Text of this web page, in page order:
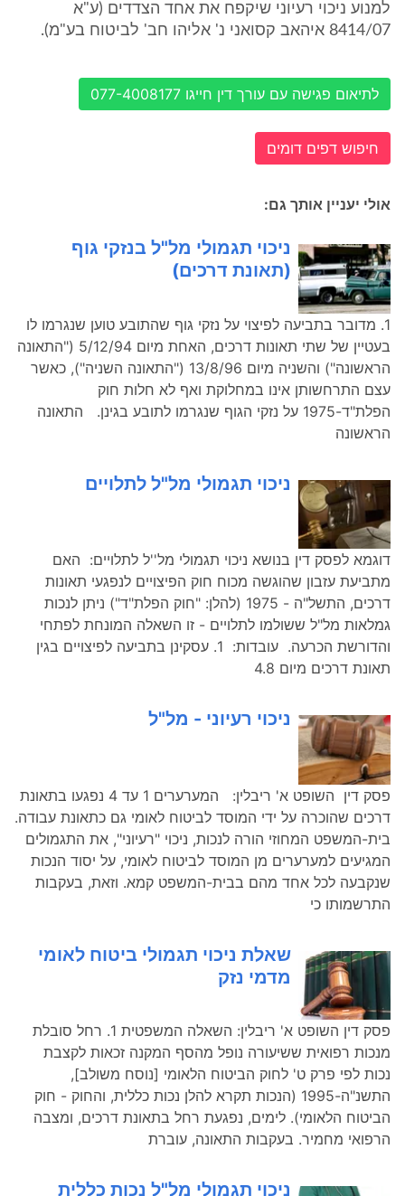
למנוע ניכוי רעיוני שיקפח את אחד הצדדים (ע"א
8414/07 איהאב קסואני נ' אליהו חב' לביטוח בע"מ).
לתיאום פגישה עם עורך דין חייגו 077-4008177
חיפוש דפים דומים
אולי יעניין אותך גם:
ניכוי תגמולי מל"ל בנזקי גוף
(תאונת דרכים)
1. מדובר בתביעה לפיצוי על נזקי גוף שהתובע טוען שנגרמו לו
בעטיין של שתי תאונות דרכים, האחת מיום 5/12/94 ("התאונה
הראשונה") והשניה מיום 13/8/96 ("התאונה השניה"), כאשר
עצם התרחשותן אינו במחלוקת ואף לא חלות חוק
הפלת"ד-1975 על נזקי הגוף שנגרמו לתובע בגינן. התאונה
הראשונה
ניכוי תגמולי מל"ל לתלויים
דוגמא לפסק דין בנושא ניכוי תגמולי מל''ל לתלויים: האם
מתביעת עזבון שהוגשה מכוח חוק הפיצויים לנפגעי תאונות
דרכים, התשל"ה - 1975 (להלן: "חוק הפלת"ד") ניתן לנכות
גמלאות מל"ל ששולמו לתלויים - זו השאלה המונחת לפתחי
והדורשת הכרעה. עובדות: 1. עסקינן בתביעה לפיצויים בגין
תאונת דרכים מיום 4.8
ניכוי רעיוני - מל"ל
פסק דין השופט א' ריבלין: המערערים 1 עד 4 נפגעו בתאונת
דרכים שהוכרה על ידי המוסד לביטוח לאומי גם כתאונת עבודה.
בית-המשפט המחוזי הורה לנכות, ניכוי "רעיוני", את התגמולים
המגיעים למערערים מן המוסד לביטוח לאומי, על יסוד הנכות
שנקבעה לכל אחד מהם בבית-המשפט קמא. וזאת, בעקבות
התרשמותו כי
שאלת ניכוי תגמולי ביטוח לאומי
מדמי נזק
פסק דין השופט א' ריבלין: השאלה המשפטית 1. רחל סובלת
מנכות רפואית ששיעורה נופל מהסף המקנה זכאות לקצבת
נכות לפי פרק ט' לחוק הביטוח הלאומי [נוסח משולב],
התשנ"ה-1995 (הנכות תקרא להלן נכות כללית, והחוק - חוק
הביטוח הלאומי). לימים, נפגעת רחל בתאונת דרכים, ומצבה
הרפואי מחמיר. בעקבות התאונה, עוברת
ניכוי תגמולי מל"ל נכות כללית